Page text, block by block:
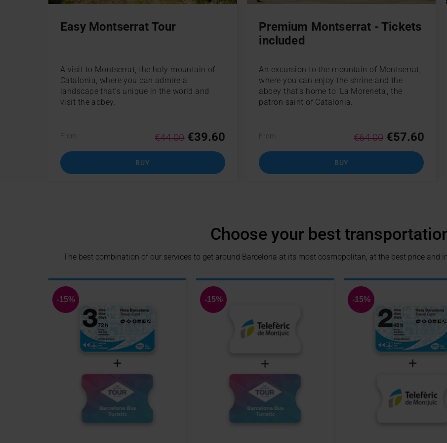
Easy Montserrat Tour
A visit to Montserrat, the holy mountain of
Catalonia, where you can admire a
landscape that’s unique in the world and
visit the abbey.
From €39.60
€44.00
BUY
Premium Montserrat - Tickets
included
An excursion to the mountain of Montserrat,
where you can enjoy the shrine and the
abbey that’s home to ‘La Moreneta’, the
patron saint of Catalonia.
From €57.60
€64.00
BUY
Choose your best
The best combination of our services to get around Barcelona at its most cosmopolitan, at the best price and